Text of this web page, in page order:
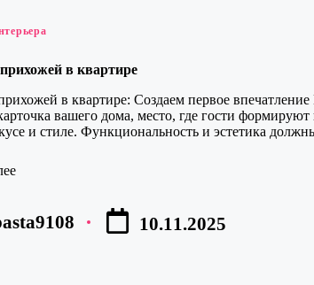
в квартире
в квартире: Создаем первое
вашего дома, место, где гости формируют
и стиле. Функциональность и эстетика
10.11.2025